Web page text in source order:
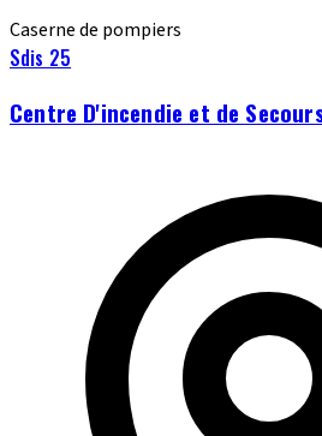
Caserne de pompiers
Sdis 25
Centre D'incendie et de